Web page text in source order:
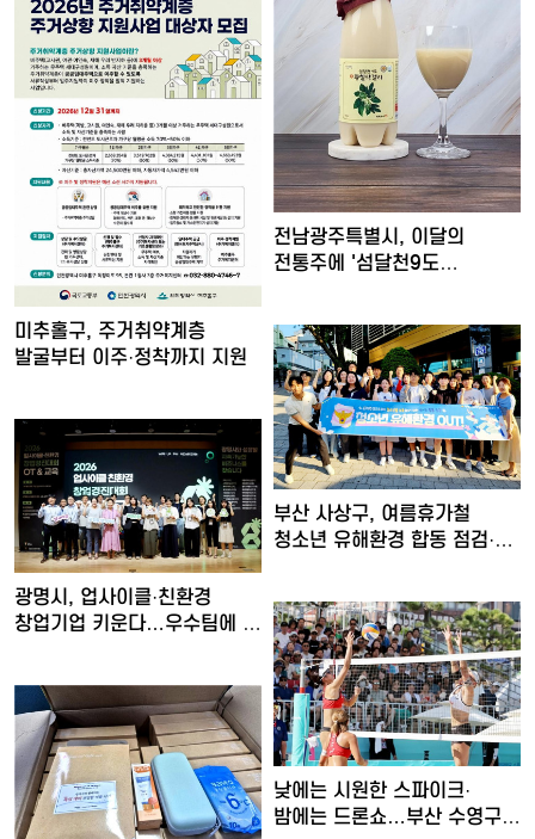
전남광주특별시, 이달의
전통주에 '섬달천9도
미추홀구, 주거취약계층
발굴부터 이주·정착까지 지원
부산 사상구, 여름휴가철
청소년 유해환경 합동 점검·
광명시, 업사이클·친환경
창업기업 키운다…우수팀에 총
낮에는 시원한 스파이크·
밤에는 드론쇼…부산 수영구,